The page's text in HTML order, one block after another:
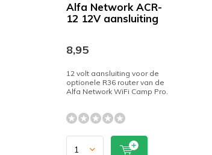
Alfa Network ACR-
12 12V aansluiting
8,95
12 volt aansluiting voor de
optionele R36 router van de
Alfa Network WiFi Camp Pro.